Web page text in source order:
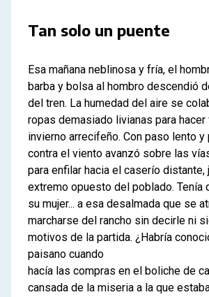
Tan solo un puente
Esa mañana neblinosa y fría, el
barba y bolsa al hombro descendió
del tren. La humedad del aire se
ropas demasiado livianas para
invierno arrecifeño. Con paso lento y
contra el viento avanzó sobre las
para enfilar hacia el caserío distante,
extremo opuesto del poblado. Tenía
su mujer... a esa desalmada que se
marcharse del rancho sin decirle ni
motivos de la partida. ¿Habría
paisano cuando
hacía las compras en el boliche de
cansada de la miseria a la que